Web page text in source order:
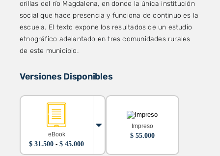
orillas del río Magdalena, en donde la única institución
social que hace presencia y funciona de continuo es la
escuela. El texto expone los resultados de un estudio
etnográfico adelantado en tres comunidades rurales
de este municipio.
Versiones Disponibles
eBook
$ 31.500 - $ 45.000Rango
Impreso
$55.000